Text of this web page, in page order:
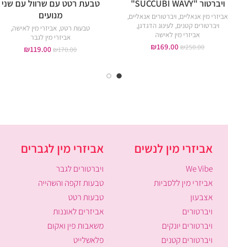
ויברטור "SUCCUBI WAVY"
אביזרי מין אנאליים, ויברטורים אנאליים,
ויברטורים קטנים, לעינוג הדגדגן,
אביזרי מין לאישה
₪250.00
₪169.00
טבעת רטט עם שרוול עם שני
מנועים
טבעות רטט, אביזרי מין לאישה,
אביזרי מין לגבר
₪170.00
₪119.00
אביזרי מין לנשים
We Vibe
אביזרי מין ללסביות
אצבעון
ויברטורים
ויברטורים יונקים
ויברטורים קטנים
אביזרי מין לגברים
ויברטורים לגבר
טבעות זקפה והשהייה
טבעות רטט
אביזרים לאוננות
משאבות פין ואקום
פלאשלייט